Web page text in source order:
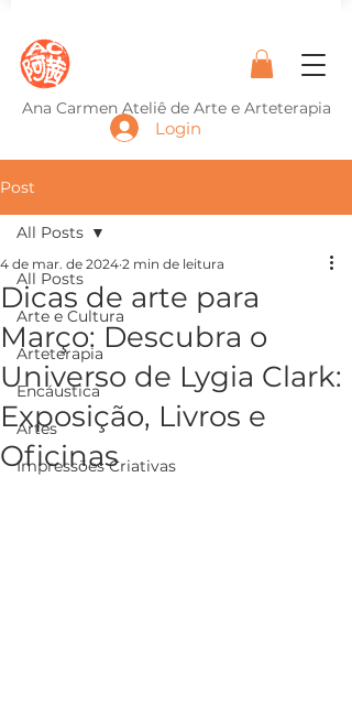
Ana Carmen Ateliê de Arte e Arteterapia
Login
Post
All Posts
Arte e Cultura
Arteterapia
Encáustica
Artes
Impressões Criativas
All Posts
Dicas de arte para
Março: Descubra o
Universo de Lygia Clark:
Exposição, Livros e
Oficinas
4 de mar. de 2024 2 min de leitura